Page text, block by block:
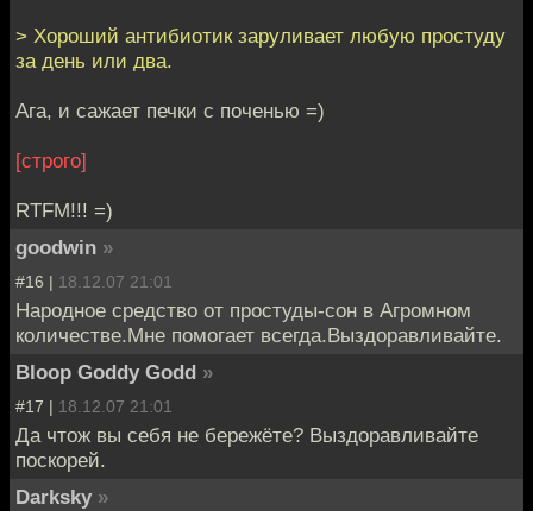
> Хороший антибиотик заруливает любую простуду
за день или два.
Ага, и сажает печки с поченью =)
[строго]
RTFM!!! =)
goodwin »
#16 | 18.12.07 21:01
Народное средство от простуды-сон в Агромном
количестве.Мне помогает всегда.Выздоравливайте.
Bloop Goddy Godd »
#17 | 18.12.07 21:01
Да чтож вы себя не бережёте? Выздоравливайте
поскорей.
Darksky »